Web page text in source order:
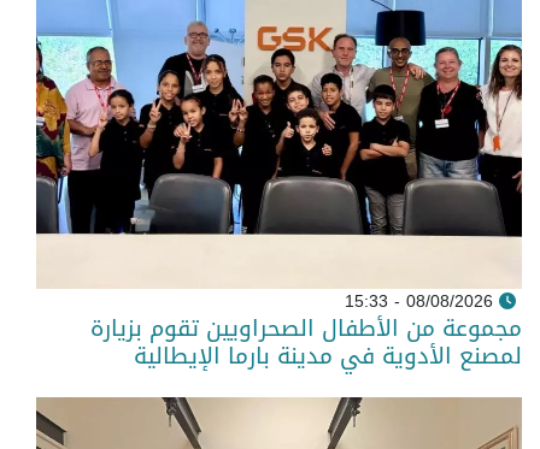
08/08/2026 - 15:33
مجموعة من الأطفال الصحراويين تقوم بزيارة
لمصنع الأدوية في مدينة بارما الإيطالية